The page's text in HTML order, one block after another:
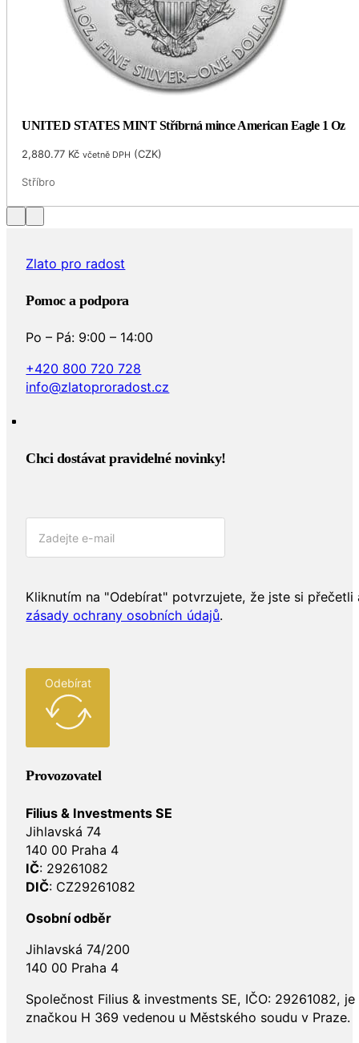
UNITED STATES MINT Stříbrná mince American Eagle 1 Oz
2,880.77 Kč včetně DPH (CZK)
Stříbro
Zlato pro radost
Pomoc a podpora
Po – Pá: 9:00 – 14:00
+420 800 720 728
info@zlatoproradost.cz
Chci dostávat pravidelné novinky!​
Kliknutím na "Odebírat" potvrzujete, že jste si přečetli
zásady ochrany osobních údajů.
Odebírat
Provozovatel
Filius & Investments SE
Jihlavská 74
140 00 Praha 4
IČ: 29261082
DIČ: CZ29261082
Osobní odběr
Jihlavská 74/200
140 00 Praha 4
Společnost Filius & investments SE, IČO: 29261082,
značkou H 369 vedenou u Městského soudu v Praze.